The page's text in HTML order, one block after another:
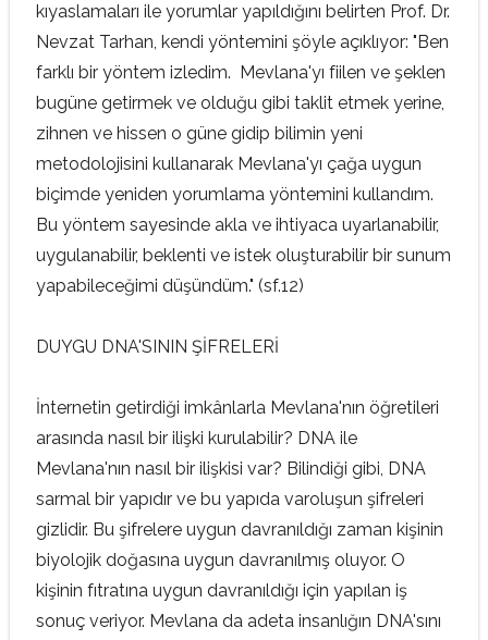
kıyaslamaları ile yorumlar yapıldığını belirten Prof. Dr.
Nevzat Tarhan, kendi yöntemini şöyle açıklıyor: "Ben
farklı bir yöntem izledim. Mevlana'yı fiilen ve şeklen
bugüne getirmek ve olduğu gibi taklit etmek yerine,
zihnen ve hissen o güne gidip bilimin yeni
metodolojisini kullanarak Mevlana'yı çağa uygun
biçimde yeniden yorumlama yöntemini kullandım.
Bu yöntem sayesinde akla ve ihtiyaca uyarlanabilir,
uygulanabilir, beklenti ve istek oluşturabilir bir sunum
yapabileceğimi düşündüm." (sf.12)
DUYGU DNA'SININ ŞİFRELERİ
İnternetin getirdiği imkânlarla Mevlana'nın öğretileri
arasında nasıl bir ilişki kurulabilir? DNA ile
Mevlana'nın nasıl bir ilişkisi var? Bilindiği gibi, DNA
sarmal bir yapıdır ve bu yapıda varoluşun şifreleri
gizlidir. Bu şifrelere uygun davranıldığı zaman kişinin
biyolojik doğasına uygun davranılmış oluyor. O
kişinin fıtratına uygun davranıldığı için yapılan iş
sonuç veriyor. Mevlana da adeta insanlığın DNA'sını